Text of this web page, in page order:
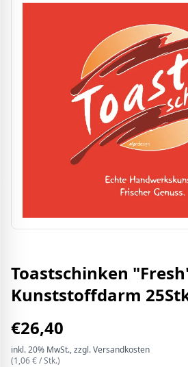
Toastschinken
Kunststoffdarm
€26,40
inkl.20% MwSt., zzgl. Versandkosten
(1,06€ /Stk.)